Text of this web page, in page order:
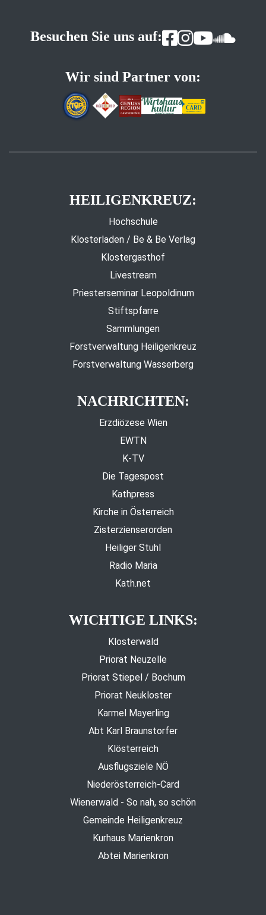
Besuchen Sie uns auf:
Wir sind Partner von:
HEILIGENKREUZ:
Hochschule
Klosterladen / Be & Be Verlag
Klostergasthof
Livestream
Priesterseminar Leopoldinum
Stiftspfarre
Sammlungen
Forstverwaltung Heiligenkreuz
Forstverwaltung Wasserberg
NACHRICHTEN:
Erzdiözese Wien
EWTN
K-TV
Die Tagespost
Kathpress
Kirche in Österreich
Zisterzienserorden
Heiliger Stuhl
Radio Maria
Kath.net
WICHTIGE LINKS:
Klosterwald
Priorat Neuzelle
Priorat Stiepel / Bochum
Priorat Neukloster
Karmel Mayerling
Abt Karl Braunstorfer
Klösterreich
Ausflugsziele NÖ
Niederösterreich-Card
Wienerwald - So nah, so schön
Gemeinde Heiligenkreuz
Kurhaus Marienkron
Abtei Marienkron